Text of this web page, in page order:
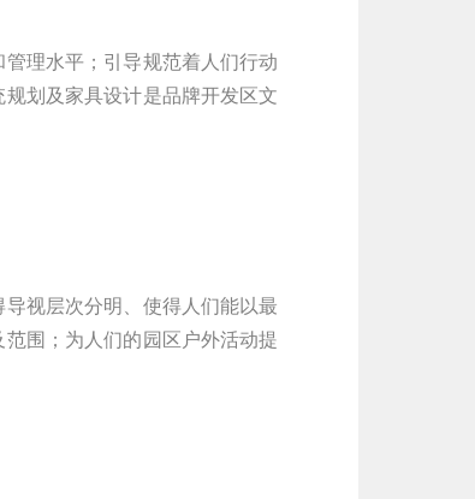
理水平；引导规范着人们行动
划及家具设计是品牌开发区文
视层次分明、使得人们能以最
围；为人们的园区户外活动提